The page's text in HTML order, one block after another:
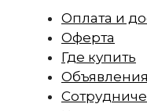
Оплата и
Оферта
Где купить
Объявления